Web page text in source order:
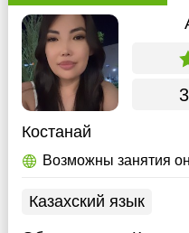
Костанай
Возможны занятия
Казахский язык